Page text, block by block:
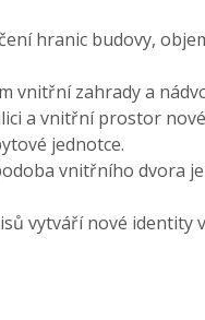
hranic budovy,
vnitřní zahrady a
a vnitřní prostor
jednotce.
vnitřního dvora
vytváří nové identity